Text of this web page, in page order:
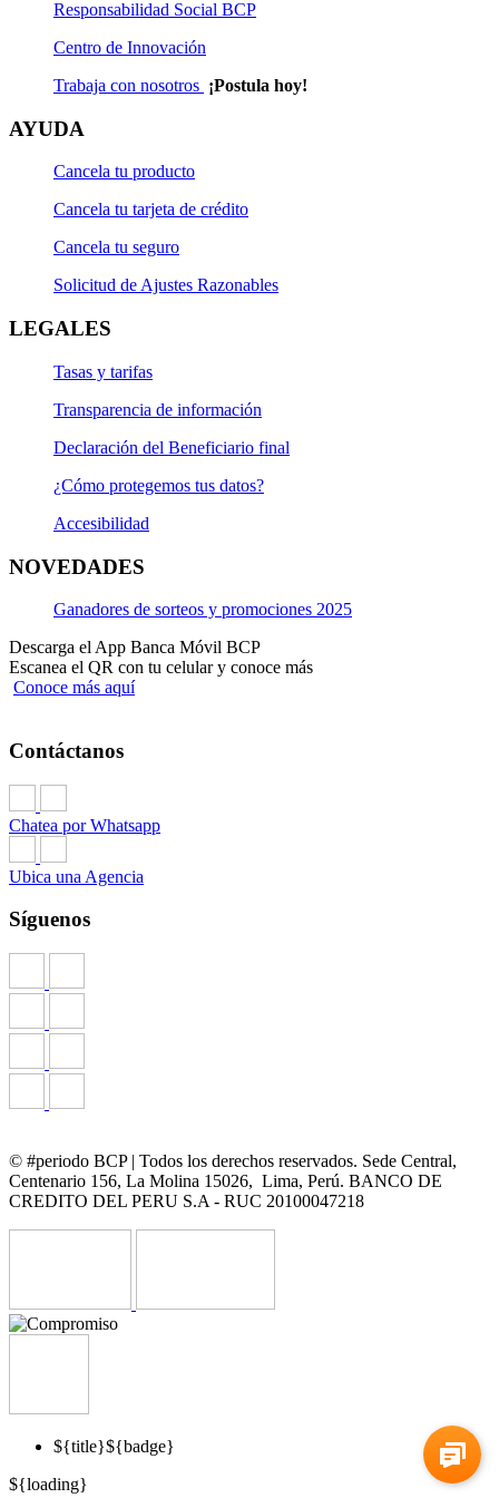
Responsabilidad Social BCP
Centro de Innovación
Trabaja con nosotros ¡Postula hoy!
AYUDA
Cancela tu producto
Cancela tu tarjeta de crédito
Cancela tu seguro
Solicitud de Ajustes Razonables
LEGALES
Tasas y tarifas
Transparencia de información
Declaración del Beneficiario final
¿Cómo protegemos tus datos?
Accesibilidad
NOVEDADES
Ganadores de sorteos y promociones 2025
Descarga el App Banca Móvil BCP
Escanea el QR con tu celular y conoce más
Conoce más aquí
Contáctanos
Chatea por Whatsapp
Ubica una Agencia
Síguenos
© #periodo BCP | Todos los derechos reservados. Sede Central,
Centenario 156, La Molina 15026, Lima, Perú. BANCO DE
CREDITO DEL PERU S.A - RUC 20100047218
${title}${badge}
${loading}